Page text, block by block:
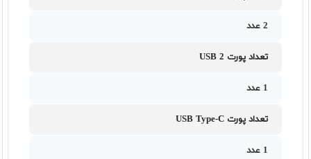
2 عدد
تعداد پورت USB 2
1 عدد
تعداد پورت USB Type-C
1 عدد